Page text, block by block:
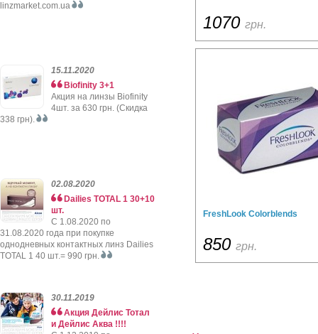
linzmarket.com.ua
15.11.2020
Biofinity 3+1
Акция на линзы Biofinity
4шт. за 630 грн. (Скидка
338 грн).
02.08.2020
Dailies TOTAL 1 30+10
шт.
C 1.08.2020 по
31.08.2020 года при покупке
однодневных контактных линз Dailies
TOTAL 1 40 шт.= 990 грн.
30.11.2019
Акция Дейлис Тотал
и Дейлис Аква !!!!
1070 грн.
FreshLook Colorblends
850 грн.